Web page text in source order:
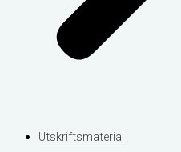
Utskriftsmaterial